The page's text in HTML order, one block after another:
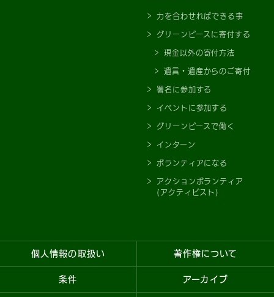
力を合わせればできる事
グリーンピースに寄付する
現金以外の寄付方法
遺言・遺産からのご寄付
署名に参加する
イベントに参加する
グリーンピースで働く
インターン
ボランティアになる
アクションボランティア
(アクティビスト)
個人情報の取扱い 著作権について
条件 アーカイブ